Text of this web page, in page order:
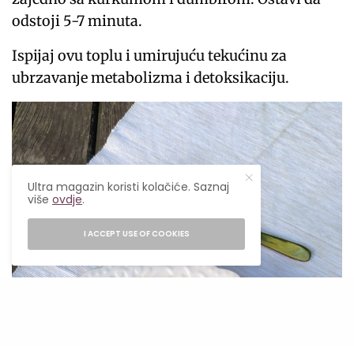
odstoji 5-7 minuta.
Ispijaj ovu toplu i umirujuću tekućinu za
ubrzavanje metabolizma i detoksikaciju.
Ultra magazin koristi kolačiće. Saznaj
višeovdje.
I ACCEPT USE OF COOKIES